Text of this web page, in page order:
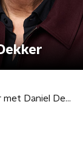
Lunch Lekker met Daniel Dekker